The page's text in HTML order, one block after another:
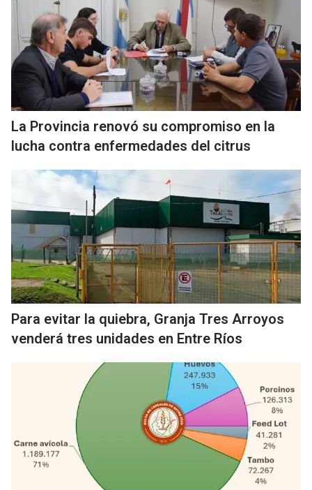
La Provincia renovó su compromiso en la
lucha contra enfermedades del citrus
Para evitar la quiebra, Granja Tres Arroyos
venderá tres unidades en Entre Ríos